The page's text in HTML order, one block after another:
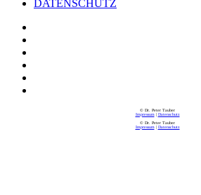
DATENSCHUTZ
© Dr. Peter Tauber
Impressum| Datenschutz
© Dr. Peter Tauber
Impressum| Datenschutz